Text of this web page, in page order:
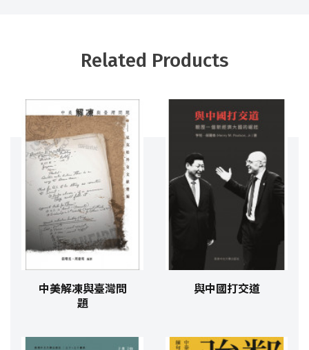
Related Products
中美解凍與臺灣問
題
與中國打交道